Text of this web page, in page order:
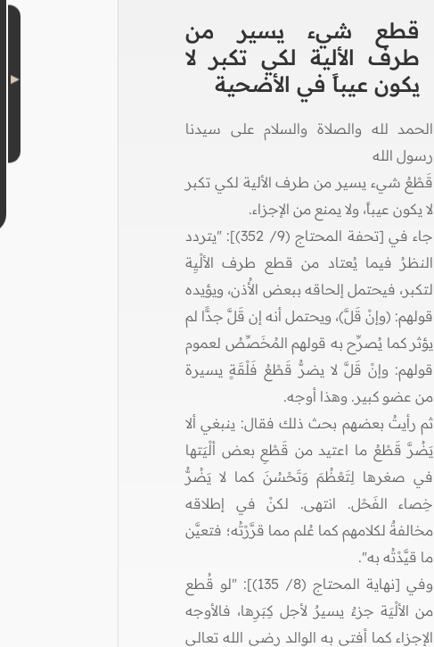
قطع شيء يسير من
طرف الألية لكي تكبر لا
يكون عيباً في الأضحية
الحمد لله والصلاة والسلام على سيدنا
رسول الله
قَطْعُ شيء يسير من طرف الألية لكي تكبر
لا يكون عيباً، ولا يمنع من الإجزاء.
جاء في [تحفة المحتاج (9/ 352)]: "يتردد
النظرُ فيما يُعتاد من قطع طرف الألْيِة
لتكبر، فيحتمل إلحاقه ببعض الأُذن، ويؤيده
قولهم: (وإنْ قَلَّ)، ويحتمل أنه إن قَلَّ جدًّا لم
يؤثر كما يُصرِّح به قولهم المُخَصِّصُ لعموم
قولهم: وإنْ قَلَّ لا يضرُّ قَطْعُ فَلْقَةٍ يسيرة
من عضو كبير. وهذا أوجه.
ثم رأيتُ بعضهم بحث ذلك فقال: ينبغي ألا
يَضُرَّ قَطْعُ ما اعتيد من قَطْعِ بعض ألْيَتها
في صغرها لِتَعْظُمَ وَتَحْسُنَ كما لا يَضُرُّ
خِصاء الفَحْل. انتهى. لكنْ في إطلاقه
مخالفةٌ لكلامهم كما عُلم مما قرَّرْتُه؛ فتعيَّن
ما قيَّدْتُه به".
وفي [نهاية المحتاج (8/ 135)]: "لو قُطع
من الألْيَة جزءٌ يسيرٌ لأجل كِبَرِها، فالأوجه
الإجزاء كما أفتى به الوالد رضي الله تعالى